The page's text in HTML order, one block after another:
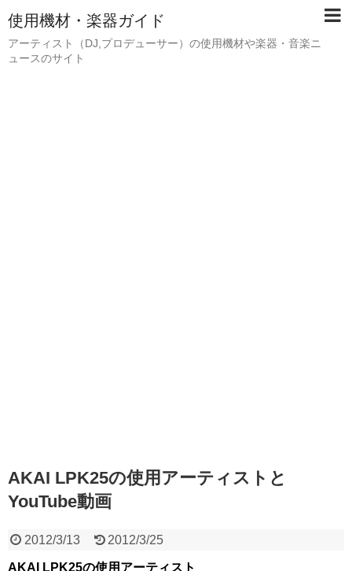
使用機材・楽器ガイド
アーティスト（DJ,プロデューサー）の使用機材や楽器・音楽ニ
ュースのサイト
AKAI LPK25の使用アーティストと
YouTube動画
2012/3/13 2012/3/25
AKAI LPK25の使用アーティスト